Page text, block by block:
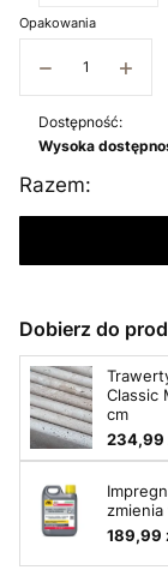
Opakowania
− +
Dostępność:
Wysoka
Razem:
Dobierz do
Classic
cm
234,99
189,99